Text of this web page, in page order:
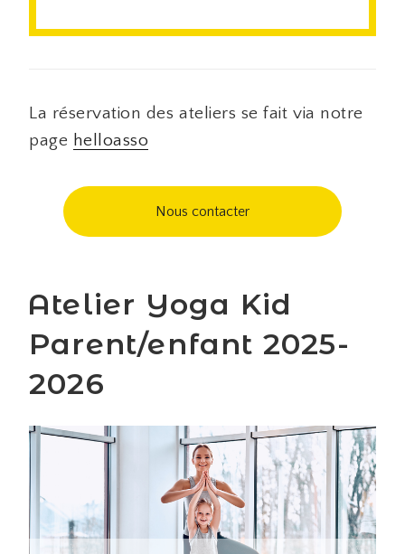
La réservation des ateliers se fait via notre
page helloasso
Nous contacter
Atelier Yoga Kid
Parent/enfant 2025-
2026